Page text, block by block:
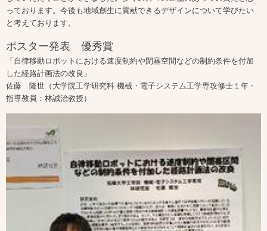
っております。今後も地域創生に貢献できるデザインについて学びたい
と考えております。
ポスター発表 優秀賞
「自律移動ロボットにおける速度制約や閉塞空間などの制約条件を付加
した経路計画法の改良」
佐藤 隆世（大学院工学研究科 機械・電子システム工学専攻修士１年・
指導教員：林誠治教授）